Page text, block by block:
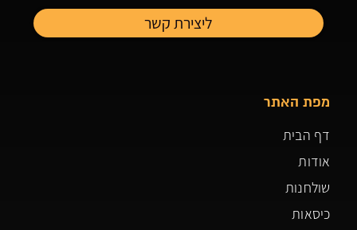
מפת האתר
דף הבית
אודות
שולחנות
כיסאות